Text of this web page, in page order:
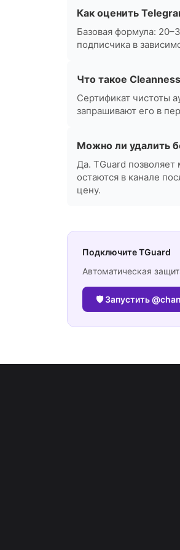
Как оценить
Базовая формула:
подписчика в
Что такое
Сертификат чистоты
запрашивают его в
Можно ли удалить
Да. TGuard позволяет
остаются в канале
цену.
Подключите TGuard
Автоматическая
🛡 Запустить